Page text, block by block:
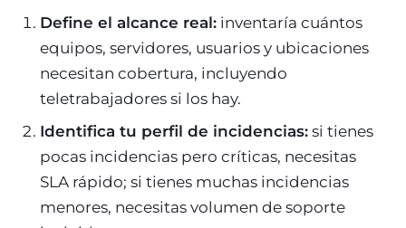
Define el alcance real: inventaría cuántos
equipos, servidores, usuarios y ubicaciones
necesitan cobertura, incluyendo
teletrabajadores si los hay.
Identifica tu perfil de incidencias: si tienes
pocas incidencias pero críticas, necesitas
SLA rápido; si tienes muchas incidencias
menores, necesitas volumen de soporte